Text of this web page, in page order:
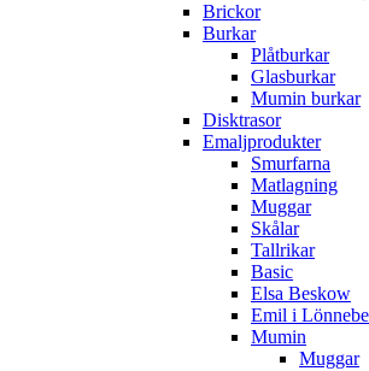
Brickor
Burkar
Plåtburkar
Glasburkar
Mumin burkar
Disktrasor
Emaljprodukter
Smurfarna
Matlagning
Muggar
Skålar
Tallrikar
Basic
Elsa Beskow
Emil i
Mumin
Muggar